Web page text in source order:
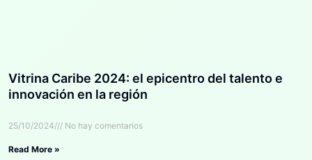
Vitrina Caribe 2024: el epicentro del talento e
innovación en la región
25/10/2024 No hay comentarios
Read More »